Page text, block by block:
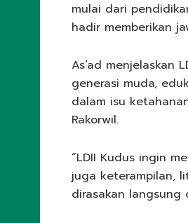
mulai dari
hadir memberikan
As’ad menjelaskan
generasi muda,
dalam isu
Rakorwil.
“LDII Kudus ingin
juga keterampilan,
dirasakan langsung